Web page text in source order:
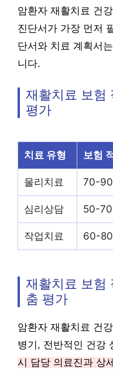
암환자 재활치료 건
진단서가 가장 먼저
단서와 치료 계획서
니다.
재활치료 보험
평가
치료 유형 보험
물리치료 70-
심리상담 50-
작업치료 60-
재활치료 보험
춤 평가
암환자 재활치료 건
병기, 전반적인 건강
시 담당 의료진과 상